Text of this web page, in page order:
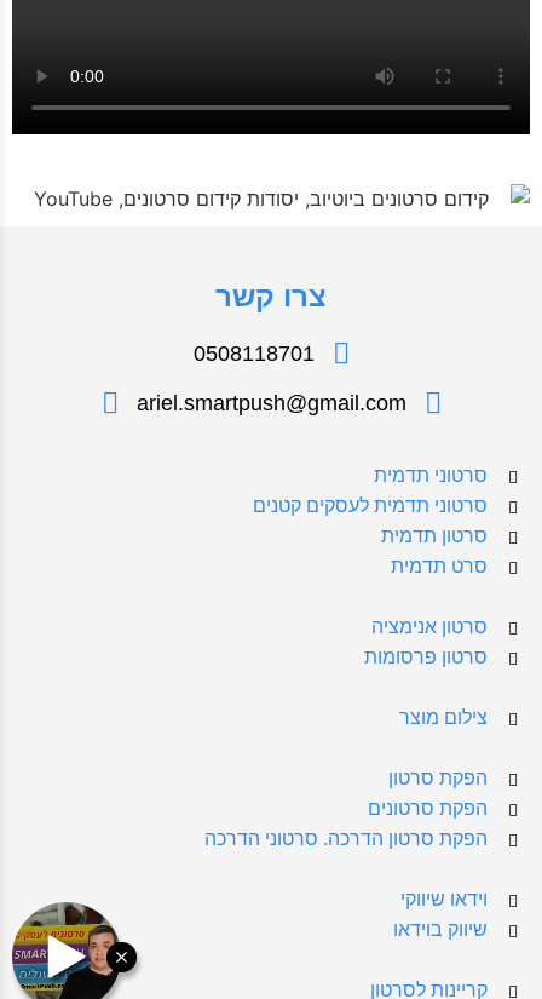
צרו קשר
0508118701
ariel.smartpush@gmail.com
סרטוני תדמית
סרטוני תדמית לעסקים קטנים
סרטון תדמית
סרט תדמית
סרטון אנימציה
סרטון פרסומות
צילום מוצר
הפקת סרטון
הפקת סרטונים
הפקת סרטון הדרכה. סרטוני הדרכה
וידאו שיווקי
שיווק בוידאו
קריינות לסרטון